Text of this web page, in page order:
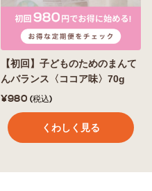
【初回】子どものためのまんて
んバランス〈ココア味〉70g
¥980 (税込)
くわしく見る